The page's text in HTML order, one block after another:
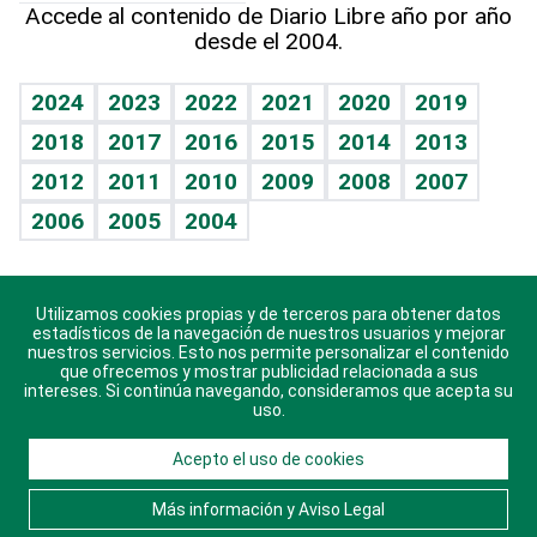
Vida y familia
Eñe
Celebrando la vida
Sin complejos
En pocas palabras
Escuchando al corazón
Economía Personal
TBT Deportivo
Guía del dinero
Horóscopos
Crucigramas
Accede al contenido de Diario Libre año por año
desde el 2004.
2024 2023 2022 2021 2020
2019
2018
2017 2016 2015 2014
2013
2012
2011 2010 2009 2008
2007
2006
2005 2004
Descarga nuestras aplicaciones para Android, iOS y
sistema Huawei.
© 2021 Diario Libre, todos los derechos reservados.
Consulta elAviso Legal. Ponte en Contacto
nosotros y conoce más sobre Diario Libre
Utilizamos cookies propias y de terceros para obtener datos
estadísticos de la navegación de nuestros usuarios y mejorar
nuestros servicios. Esto nos permite personalizar el contenido
que ofrecemos y mostrar publicidad relacionada a sus
intereses. Si continúa navegando, consideramos que acepta su
uso.
Acepto el uso de cookies
Más información y Aviso Legal